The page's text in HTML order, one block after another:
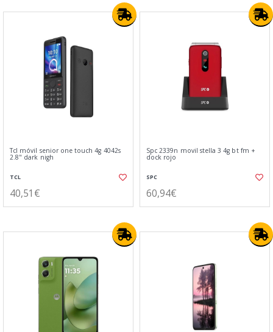
Tcl móvil senior one touch 4g 4042s
2.8" dark nigh
TCL
40,51€
Spc 2339n movil stella 3 4g bt fm +
dock rojo
SPC
60,94€